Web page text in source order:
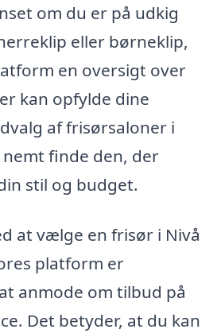
om du er på udkig
eller børneklip,
en oversigt over
kan opfylde dine
af frisørsaloner i
finde den, der
stil og budget.
at vælge en frisør i Nivå
platform er
anmode om tilbud på
Det betyder, at du kan